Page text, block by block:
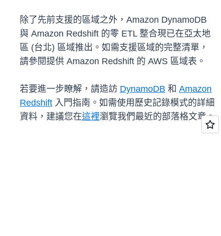
除了先前支援的區域之外，Amazon DynamoDB
與 Amazon Redshift 的零 ETL 整合現已在亞太地
區 (台北) 區域推出。如需支援區域的完整清單，
請參閱提供 Amazon Redshift 的 AWS 區域表。
若要進一步瞭解，請造訪 DynamoDB 和 Amazon
Redshift 入門指南。如需使用歷史記錄模式的詳細
資料，建議您在這裡瀏覽我們最近的部落格文章。